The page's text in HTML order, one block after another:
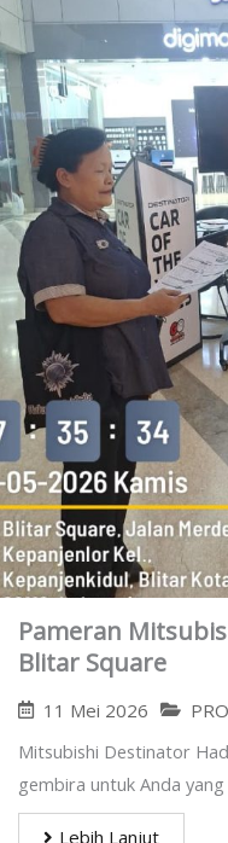
Pameran
Blitar Square
11 Mei 2026
Mitsubishi Destinator
gembira untuk Anda
Lebih Lanjut